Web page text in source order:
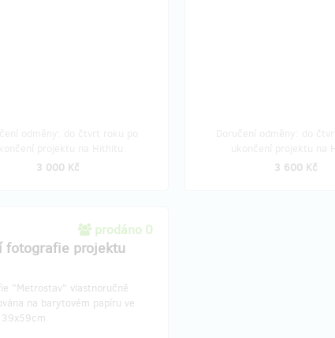
3 000 Kč
3 600 Kč
prodáno 0
fotografie projektu
"Metrostav" vlastnoručně
na barytovém papíru ve